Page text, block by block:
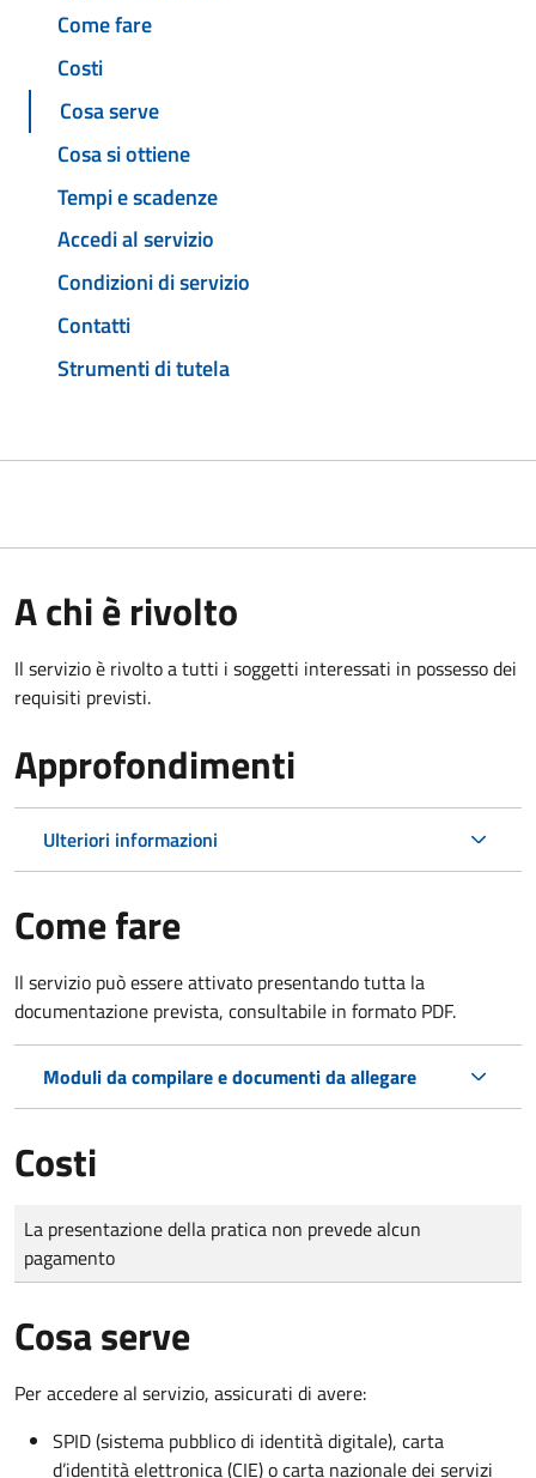
Come fare
Costi
Cosa serve
Cosa si ottiene
Tempi e scadenze
Accedi al servizio
Condizioni di servizio
Contatti
Strumenti di tutela
A chi è rivolto
Il servizio è rivolto a tutti i soggetti interessati in possesso dei
requisiti previsti.
Approfondimenti
Ulteriori informazioni
Come fare
Il servizio può essere attivato presentando tutta la
documentazione prevista, consultabile in formato PDF.
Moduli da compilare e documenti da allegare
Costi
Tipo di pagamento
Importo
La presentazione della pratica non prevede alcun
pagamento
Cosa serve
Per accedere al servizio, assicurati di avere:
SPID (sistema pubblico di identità digitale), carta
d’identità elettronica (CIE) o carta nazionale dei servizi